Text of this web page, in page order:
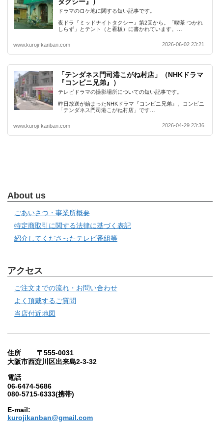
ドラマのロケ地に関する短い記事です。
夜ドラ『ミッドナイトタクシー』第2回から。「喫茶 つかれ
しらず」とテント（と看板）に書かれています。…
www.kuroji-kanban.com 2026-06-02 23:21
「テンダネス門司港こがね村店」（NHKドラマ
『コンビニ兄弟』）
テレビドラマの撮影場所についての短い記事です。
昨日放送が始まったNHKドラマ『コンビニ兄弟』。コンビニ
「テンダネス門司港こがね村店」です…
www.kuroji-kanban.com 2026-04-29 23:36
About us
ごあいさつ・事業所概要
特定商取引に関する法律に基づく表記
紹介してくださったテレビ番組等
アクセス
ご注文までの流れ・お問い合わせ
よく頂戴するご質問
当店付近地図
住所 〒555-0031
大阪市西淀川区出来島2-3-32
電話
06-6474-5686
080-5715-6333(携帯)
E-mail:
kurojikanban@gmail.com